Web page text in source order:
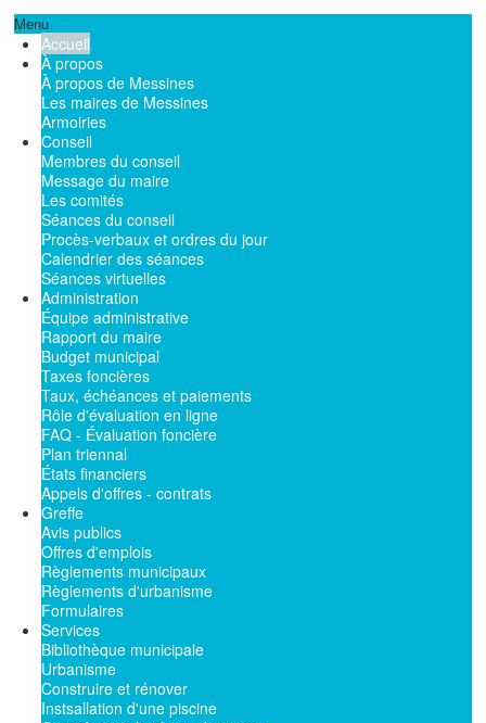
Menu
Accueil
À propos
À propos de Messines
Les maires de Messines
Armoiries
Conseil
Membres du conseil
Message du maire
Les comités
Séances du conseil
Procès-verbaux et ordres du jour
Calendrier des séances
Séances virtuelles
Administration
Équipe administrative
Rapport du maire
Budget municipal
Taxes foncières
Taux, échéances et paiements
Rôle d'évaluation en ligne
FAQ - Évaluation foncière
Plan triennal
États financiers
Appels d'offres - contrats
Greffe
Avis publics
Offres d'emplois
Règlements municipaux
Règlements d'urbanisme
Formulaires
Services
Bibliothèque municipale
Urbanisme
Construire et rénover
Instsallation d'une piscine